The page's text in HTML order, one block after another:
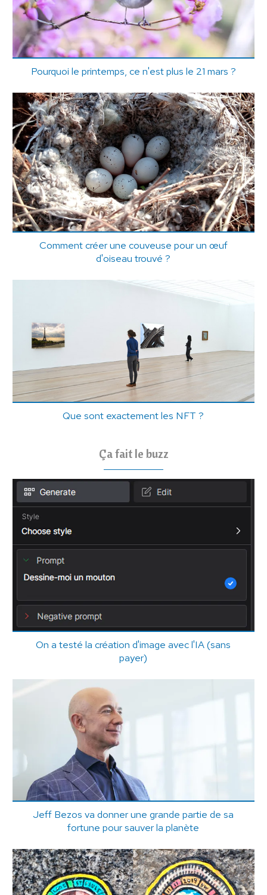
Pourquoi le printemps, ce n'est plus le 21 mars ?
Comment créer une couveuse pour un œuf
d'oiseau trouvé ?
Que sont exactement les NFT ?
Ça fait le buzz
On a testé la création d'image avec l'IA (sans
payer)
Jeff Bezos va donner une grande partie de sa
fortune pour sauver la planète